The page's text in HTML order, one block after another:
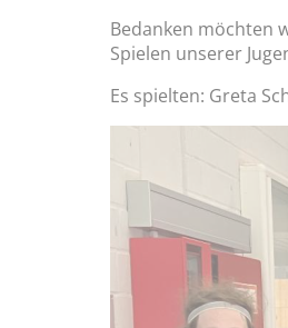
Bedanken möchten
Spielen unserer
Es spielten: Greta